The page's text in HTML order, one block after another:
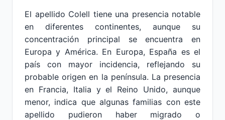
El apellido Colell tiene una presencia notable
en diferentes continentes, aunque su
concentración principal se encuentra en
Europa y América. En Europa, España es el
país con mayor incidencia, reflejando su
probable origen en la península. La presencia
en Francia, Italia y el Reino Unido, aunque
menor, indica que algunas familias con este
apellido pudieron haber migrado o